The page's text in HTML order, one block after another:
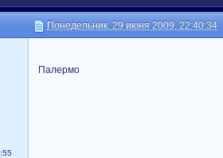
Понедельник, 29 июня 2009, 22:40:34
Палермо